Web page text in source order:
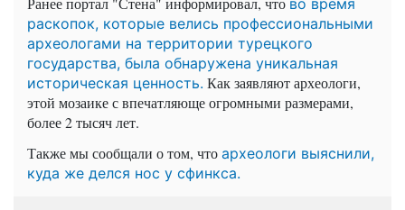
во время
раскопок, которые велись профессиональными
археологами на территории турецкого
государства, была обнаружена уникальная
историческая ценность. Как заявляют археологи,
этой мозаике с впечатляюще огромными размерами,
более 2 тысяч лет.
Также мы сообщали о том, что археологи выяснили,
куда же делся нос у сфинкса.